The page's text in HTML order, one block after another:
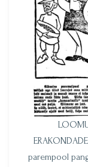
parempool